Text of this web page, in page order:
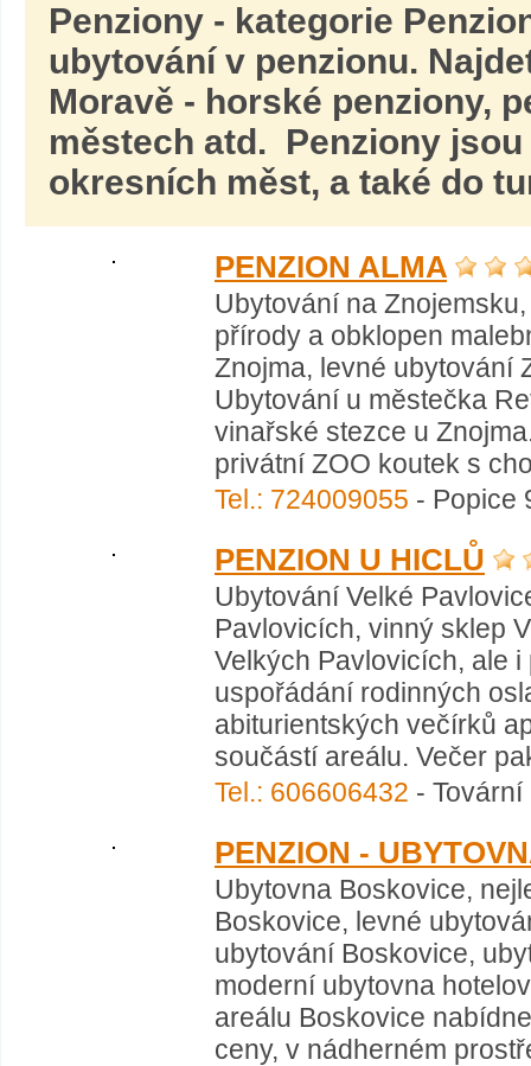
Penziony - kategorie
ubytování v penzionu.
Moravě - horské penziony,
městech atd. Penziony
okresních měst, a také do
PENZION ALMA
Ubytování na
přírody a obklopen
Znojma, levné ubytování
Ubytování u městečka
vinařské stezce u
privátní ZOO koutek s
Tel.: 724009055 - Popice
PENZION U HICLŮ
Ubytování Velké
Pavlovicích, vinný sklep
Velkých Pavlovicích, ale
uspořádání rodinných
abiturientských večírků
součástí areálu. Večer
Tel.: 606606432 -
PENZION -
Ubytovna Boskovice,
Boskovice, levné
ubytování Boskovice,
moderní ubytovna
areálu Boskovice
ceny, v nádherném